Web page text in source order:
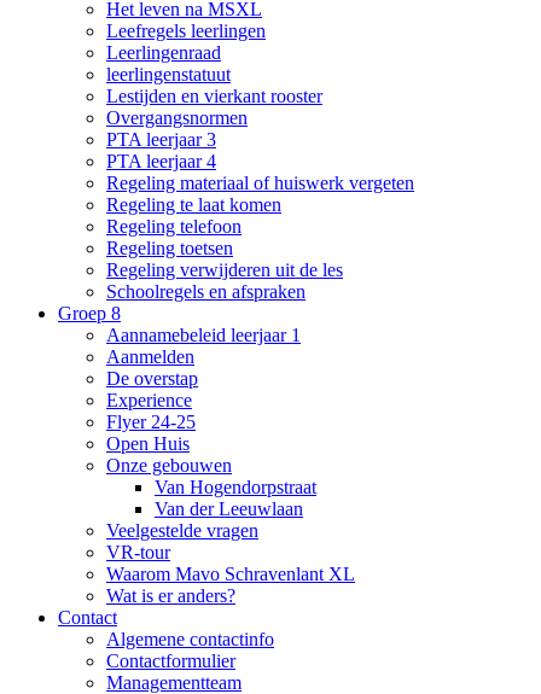
Het leven na MSXL
Leefregels leerlingen
Leerlingenraad
leerlingenstatuut
Lestijden en vierkant rooster
Overgangsnormen
PTA leerjaar 3
PTA leerjaar 4
Regeling materiaal of huiswerk vergeten
Regeling te laat komen
Regeling telefoon
Regeling toetsen
Regeling verwijderen uit de les
Schoolregels en afspraken
Groep 8
Aannamebeleid leerjaar 1
Aanmelden
De overstap
Experience
Flyer 24-25
Open Huis
Onze gebouwen
Van Hogendorpstraat
Van der Leeuwlaan
Veelgestelde vragen
VR-tour
Waarom Mavo Schravenlant XL
Wat is er anders?
Contact
Algemene contactinfo
Contactformulier
Managementteam